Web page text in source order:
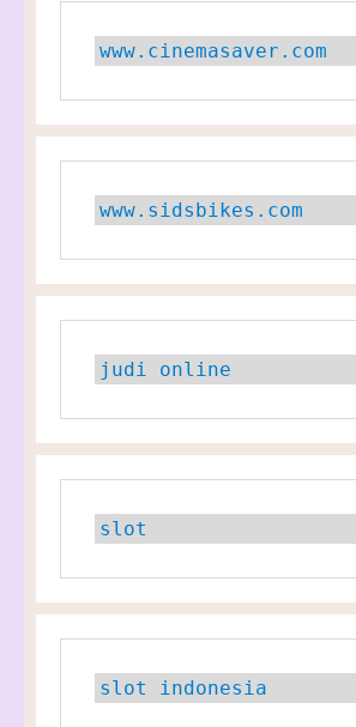
www.cinemasaver.com
www.sidsbikes.com
judi online
slot
slot indonesia